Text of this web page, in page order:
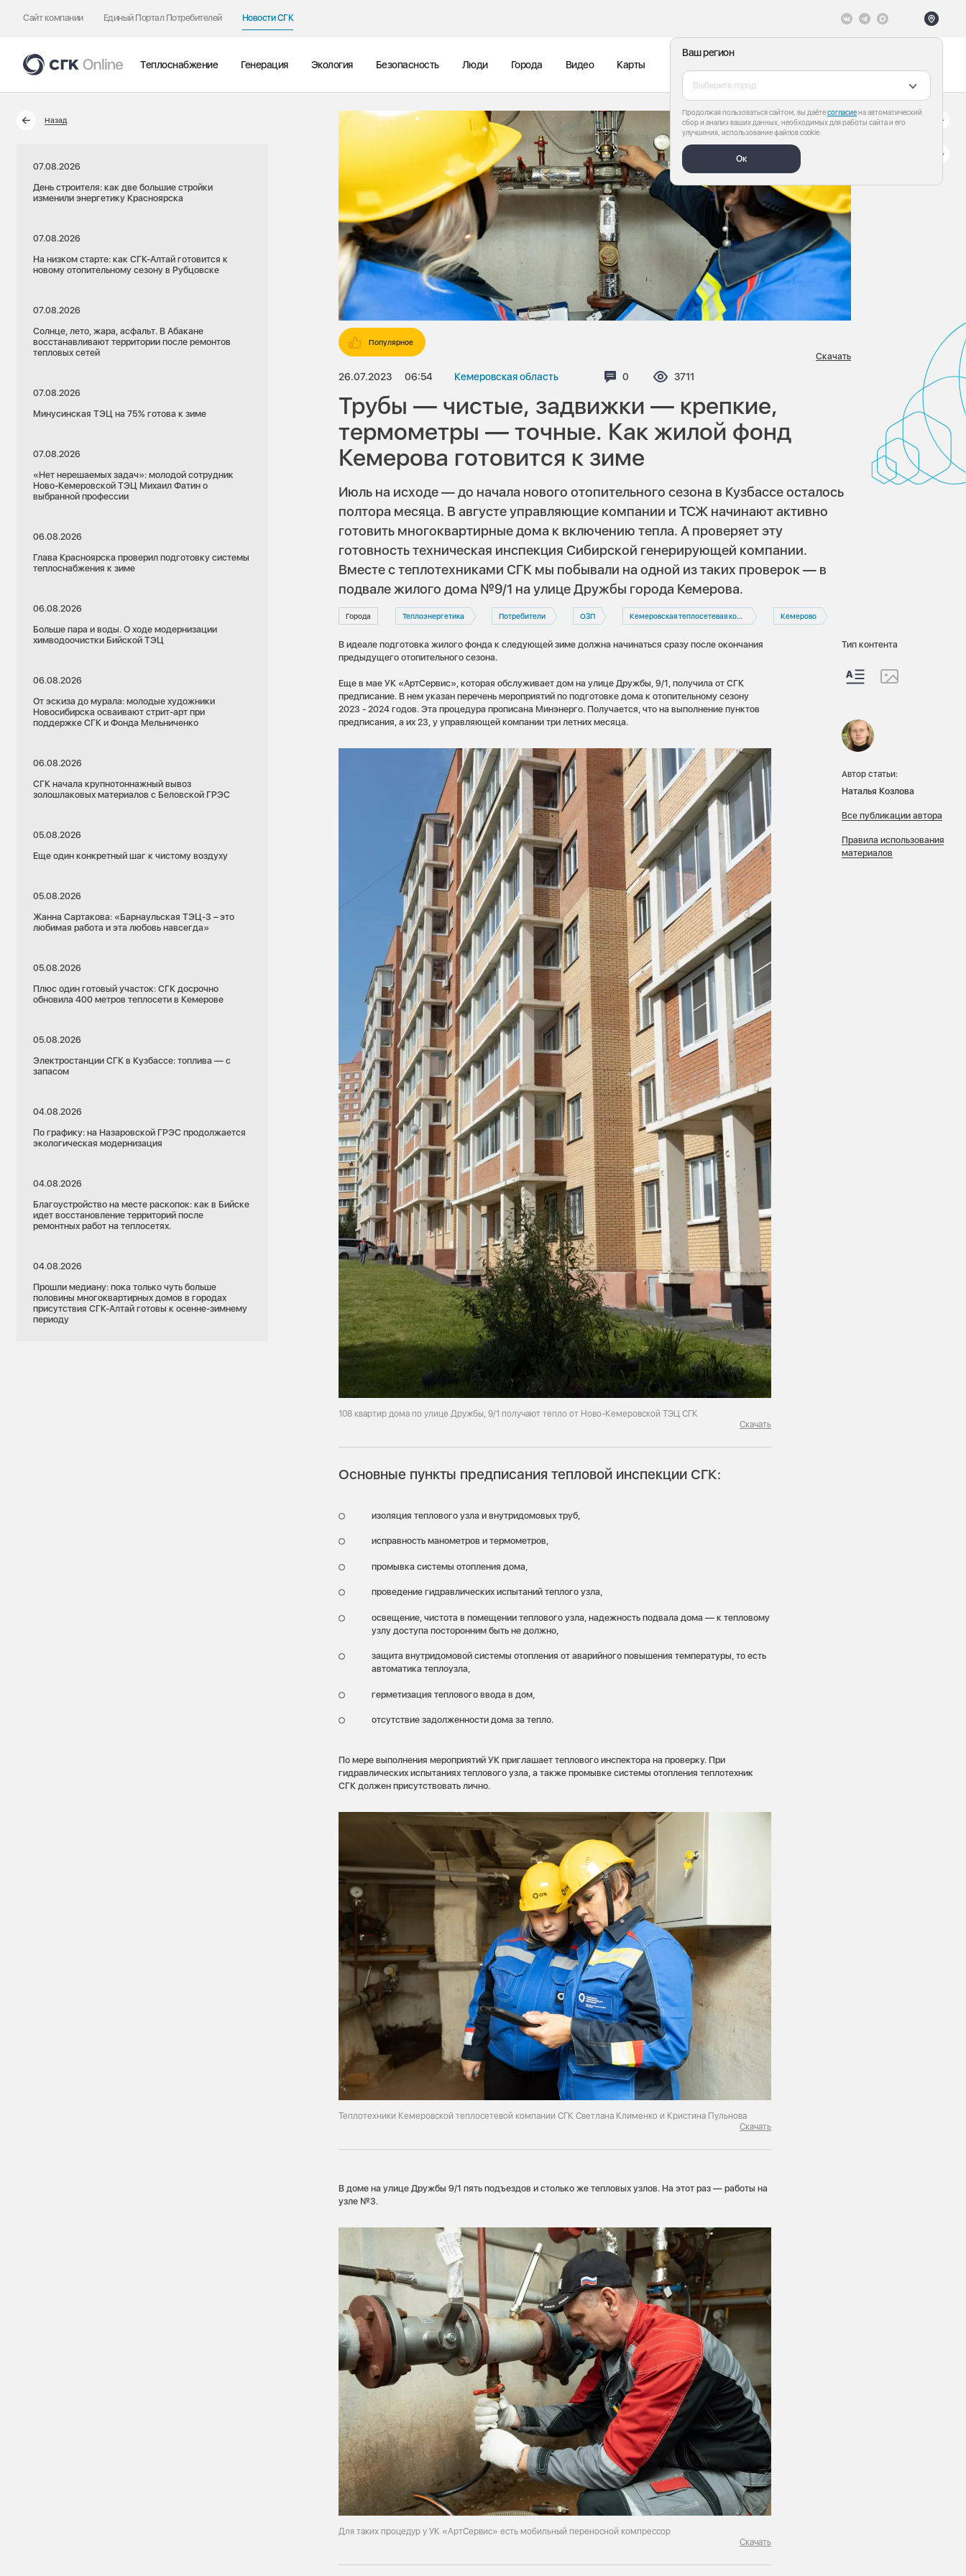
Сайт компании Единый Портал Потребителей Новости СГК
Ваш регион
Выберите город
Продолжая пользоваться сайтом, вы даётесогласиена автоматический
сбор и анализ ваших данных, необходимых для работы сайта и его
улучшения, использование файлов cookie.
Ок
Теплоснабжение Генерация Экология Безопасность Люди Города Видео Карты
Назад
07.08.2026
День строителя: как две большие стройки
изменили энергетику Красноярска
07.08.2026
На низком старте: как СГК-Алтай готовится к
новому отопительному сезону в Рубцовске
07.08.2026
Солнце, лето, жара, асфальт. В Абакане
восстанавливают территории после ремонтов
тепловых сетей
07.08.2026
Минусинская ТЭЦ на 75% готова к зиме
07.08.2026
«Нет нерешаемых задач»: молодой сотрудник
Ново-Кемеровской ТЭЦ Михаил Фатин о
выбранной профессии
06.08.2026
Глава Красноярска проверил подготовку системы
теплоснабжения к зиме
06.08.2026
Больше пара и воды. О ходе модернизации
химводоочистки Бийской ТЭЦ
06.08.2026
От эскиза до мурала: молодые художники
Новосибирска осваивают стрит-арт при
поддержке СГК и Фонда Мельниченко
06.08.2026
СГК начала крупнотоннажный вывоз
золошлаковых материалов с Беловской ГРЭС
05.08.2026
Еще один конкретный шаг к чистому воздуху
05.08.2026
Жанна Сартакова: «Барнаульская ТЭЦ-3 – это
любимая работа и эта любовь навсегда»
05.08.2026
Плюс один готовый участок: СГК досрочно
обновила 400 метров теплосети в Кемерове
05.08.2026
Электростанции СГК в Кузбассе: топлива — с
запасом
04.08.2026
По графику: на Назаровской ГРЭС продолжается
экологическая модернизация
04.08.2026
Благоустройство на месте раскопок: как в Бийске
идет восстановление территорий после
ремонтных работ на теплосетях.
04.08.2026
Прошли медиану: пока только чуть больше
половины многоквартирных домов в городах
присутствия СГК-Алтай готовы к осенне-зимнему
периоду
Популярное
26.07.2023 06:54 Кемеровская область Комментариев:
0 Просмотров:
3711
Скачать
Трубы — чистые, задвижки — крепкие,
термометры — точные. Как жилой фонд
Кемерова готовится к зиме
Июль на исходе — до начала нового отопительного сезона в Кузбассе осталось
полтора месяца. В августе управляющие компании и ТСЖ начинают активно
готовить многоквартирные дома к включению тепла. А проверяет эту
готовность техническая инспекция Сибирской генерирующей компании.
Вместе с теплотехниками СГК мы побывали на одной из таких проверок — в
подвале жилого дома №9/1 на улице Дружбы города Кемерова.
Города Теплоэнергетика Потребители ОЗП Кемеровская теплосетевая компания Кемерово
В идеале подготовка жилого фонда к следующей зиме должна начинаться сразу после окончания
предыдущего отопительного сезона.
Еще в мае УК «АртСервис», которая обслуживает дом на улице Дружбы, 9/1, получила от СГК
предписание. В нем указан перечень мероприятий по подготовке дома к отопительному сезону
2023 - 2024 годов. Эта процедура прописана Минэнерго. Получается, что на выполнение пунктов
предписания, а их 23, у управляющей компании три летних месяца.
108 квартир дома по улице Дружбы, 9/1 получают тепло от Ново-Кемеровской ТЭЦ СГК
Скачать
Основные пункты предписания тепловой инспекции СГК:
изоляция теплового узла и внутридомовых труб,
исправность манометров и термометров,
промывка системы отопления дома,
проведение гидравлических испытаний теплого узла,
освещение, чистота в помещении теплового узла, надежность подвала дома — к тепловому
узлу доступа посторонним быть не должно,
защита внутридомовой системы отопления от аварийного повышения температуры, то есть
автоматика теплоузла,
герметизация теплового ввода в дом,
отсутствие задолженности дома за тепло.
По мере выполнения мероприятий УК приглашает теплового инспектора на проверку. При
гидравлических испытаниях теплового узла, а также промывке системы отопления теплотехник
СГК должен присутствовать лично.
Теплотехники Кемеровской теплосетевой компании СГК Светлана Клименко и Кристина Пульнова
Скачать
В доме на улице Дружбы 9/1 пять подъездов и столько же тепловых узлов. На этот раз — работы на
узле №3.
Для таких процедур у УК «АртСервис» есть мобильный переносной компрессор
Скачать
Тип контента
Автор статьи:
Наталья Козлова
Все публикации автора
Правила использования
материалов